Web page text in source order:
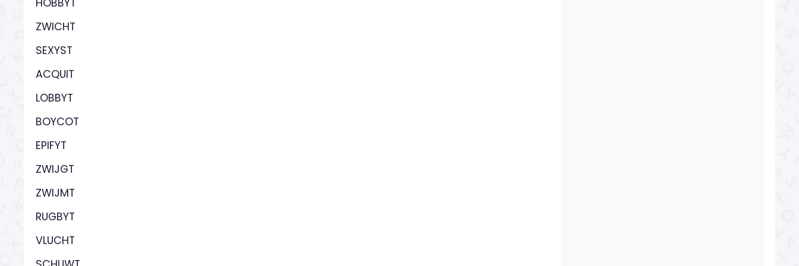
ZWICHT
SEXYST
ACQUIT
LOBBYT
BOYCOT
EPIFYT
ZWIJGT
ZWIJMT
RUGBYT
VLUCHT